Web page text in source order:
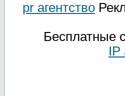
pr агентство
Бесплатные
IP